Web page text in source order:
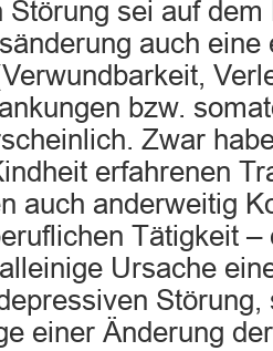
Störung sei auf dem
auch eine
bzw.
Zwar
erfahrenen
auch anderweitig
Tätigkeit
Ursache
Störung,
einer Änderung